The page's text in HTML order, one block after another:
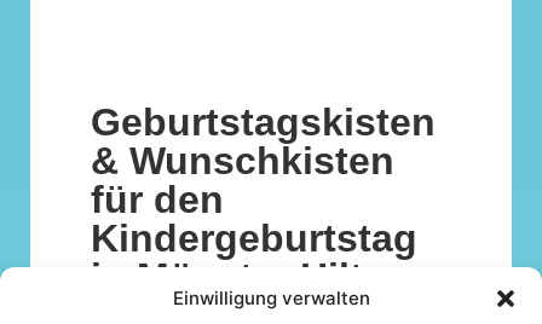
Einwilligung verwalten
Geburtstagskisten
& Wunschkisten
für den
Kindergeburtstag
in Münster Hiltrup
Mit unseren Geburtstagskisten – auch